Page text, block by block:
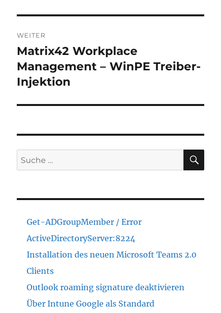
WEITER
Nächster
Beitrag:
Matrix42 Workplace
Management – WinPE Treiber-
Injektion
Suche
nach:
Get-ADGroupMember / Error
ActiveDirectoryServer:8224
Installation des neuen Microsoft Teams 2.0
Clients
Outlook roaming signature deaktivieren
Über Intune Google als Standard